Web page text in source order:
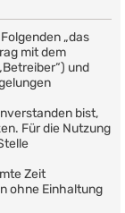
„das
mit dem
und
bist,
Für die Nutzung
Zeit
ohne Einhaltung